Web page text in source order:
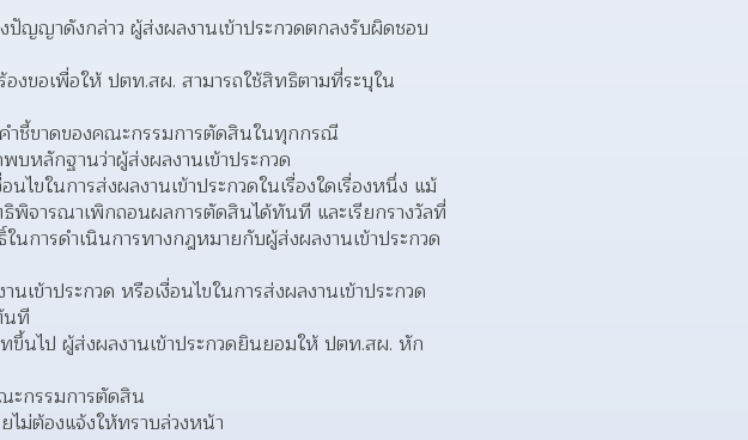
ญญาดังกล่าว ผู้ส่งผลงานเข้าประกวดตกลงรับผิดชอบ
งขอเพื่อให้ ปตท.สผ. สามารถใช้สิทธิตามที่ระบุใน
ชี้ขาดของคณะกรรมการตัดสินในทุกกรณี
หลักฐานว่าผู้ส่งผลงานเข้าประกวด
ขในการส่งผลงานเข้าประกวดในเรื่องใดเรื่องหนึ่ง แม้
จารณาเพิกถอนผลการตัดสินได้ทันที และเรียกรางวัลที่
การดำเนินการทางกฎหมายกับผู้ส่งผลงานเข้าประกวด
เข้าประกวด หรือเงื่อนไขในการส่งผลงานเข้าประกวด
นที
ขึ้นไป ผู้ส่งผลงานเข้าประกวดยินยอมให้ ปตท.สผ. หัก
ะกรรมการตัดสิน
ม่ต้องแจ้งให้ทราบล่วงหน้า